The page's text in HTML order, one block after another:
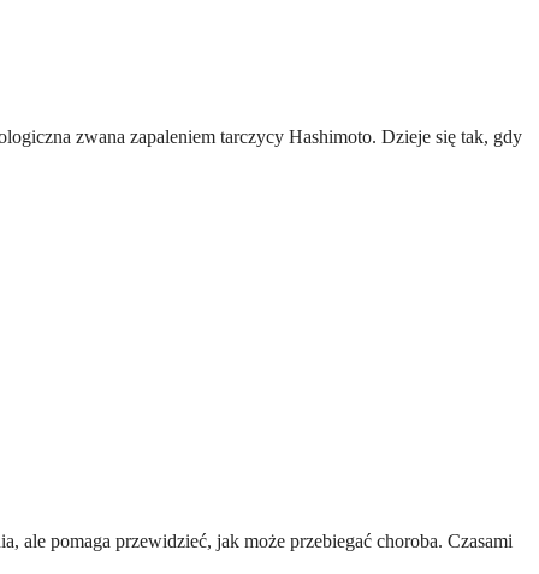
zwana zapaleniem tarczycy Hashimoto. Dzieje się tak, gdy
ale pomaga przewidzieć, jak może przebiegać choroba. Czasami